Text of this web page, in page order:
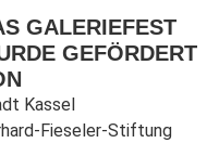
GALERIEFEST
GEFÖRDERT
Kassel
Fieseler-Stiftung